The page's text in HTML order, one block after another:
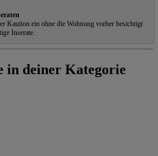
Kaution ein ohne die Wohnung vorher besichtigt
Inserate.
in deiner Kategorie